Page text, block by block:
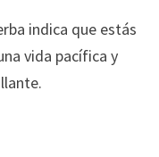
indica que estás
vida pacífica y